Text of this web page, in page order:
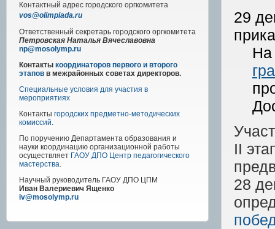
Контактный адрес городского оргкомитета
vos@olimpiada.ru
Ответственный секретарь городского оргкомитета
Петровская Наталья Вячеславовна
np@mosolymp.ru
Контакты координаторов первого и второго
этапов в межрайонных советах директоров.
Специальные условия для участия в
мероприятиях
Контакты городских предметно-методических
комиссий.
По поручению Департамента образования и
науки координацию организационной работы
осуществляет ГАОУ ДПО Центр педагогического
мастерства.
Научный руководитель ГАОУ ДПО ЦПМ
Иван Валериевич Ященко
iv@mosolymp.ru
29
На
II
28